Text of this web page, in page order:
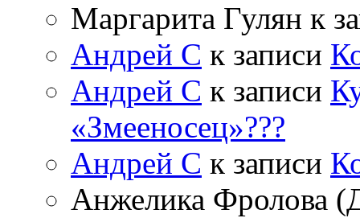
Маргарита Гулян к
Андрей С к записи
Андрей С к записи
«Змееносец»???
Андрей С к записи
Анжелика Фролова